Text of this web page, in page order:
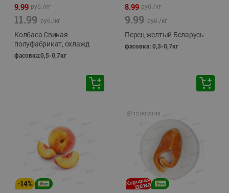
9.99 руб./кг
11.99 руб./кг
Колбаса Свиная
полуфабрикат, охлажд
фасовка:0,5-0,7кг
8.99 руб./кг
9.99 руб./кг
Перец желтый Беларусь
фасовка: 0,3-0,7кг
-14%
🕘 12:00-20:00